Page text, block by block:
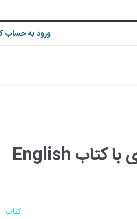
ورود به حساب
آموزش انگلیسی با بازی با کتاب English
کتاب